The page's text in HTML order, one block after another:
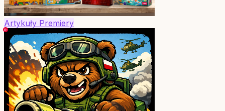
Artykuły Premiery